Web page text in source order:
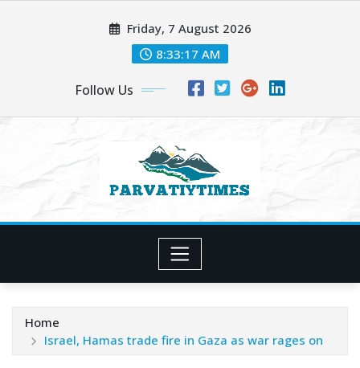
Friday, 7 August 2026
8:33:18 AM
Follow Us
Home
Israel, Hamas trade fire in Gaza as war rages on